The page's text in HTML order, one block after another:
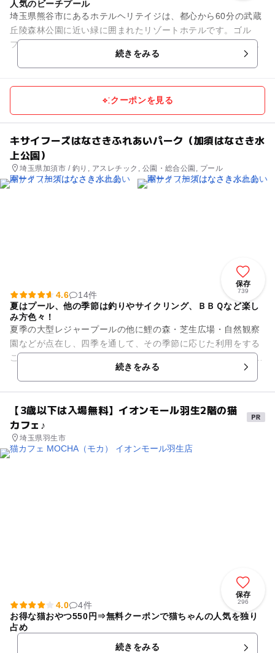
人気のビーチプール
埼玉県熊谷市にあるホテルヘリテイジは、都心から60分の武蔵
丘陵森林公園に近い緑に囲まれたリゾートホテルです。ゴル
フ・テニス・グランドゴルフ・天然温泉・プールなどと豊富な
アクテビティーを楽しむこと...続きをみる
クーポンを見る
キサイフーズはなさきふれあいパーク（加須はなさき水
上公園）
埼玉県加須市 / 釣り, アスレチック, 公園・総合公園, プール
保存
739
4.6
14件
夏はプール、他の季節は釣りやサイクリング、ＢＢＱなど楽し
み方色々！
夏季の大型レジャープールの他に鯉の森・芝生広場・自然観察
園などが点在し、四季を通して、その季節に応じた利用をする
ことができる公園です。 芝生広場は、ほんのチョット小高い南
向きの丘のひろ～い広場...続きをみる
【3歳以下は入場無料】イオンモール羽生2階の猫
カフェ♪
埼玉県羽生市
保存
296
4.0
4件
お得な猫おやつ550円⇒無料クーポンで猫ちゃんの人気を独り
占め
続きをみる